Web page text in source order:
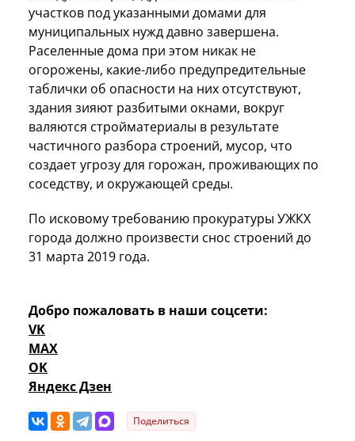
участков под указанными домами для
муниципальных нужд давно завершена.
Раселенные дома при этом никак не
огорожены, какие-либо предупредительные
таблички об опасности на них отсутствуют,
здания зияют разбитыми окнами, вокруг
валяются стройматериалы в результате
частичного разбора строений, мусор, что
создает угрозу для горожан, проживающих по
соседству, и окружающей среды.
По исковому требованию прокуратуры УЖКХ
города должно произвести снос строений до
31 марта 2019 года.
Добро пожаловать в наши соцсети:
VK
MAX
OK
Яндекс Дзен
Поделиться